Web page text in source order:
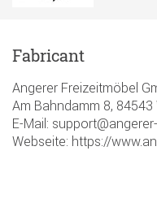
Fabricant
Angerer Freizeitmöbel
Am Bahndamm 8,
E-Mail:
Webseite: https://